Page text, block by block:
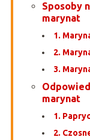
Sposoby
marynat
1.
2.
3.
marynat
1.
2.